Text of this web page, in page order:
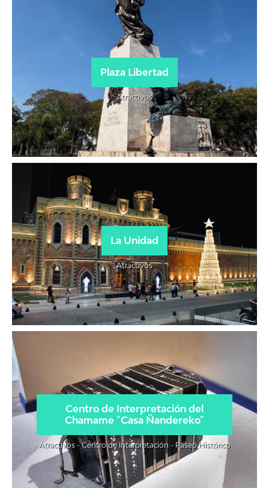
Plaza Libertad
Atractivos
La Unidad
Atractivos
Centro de Interpretación del
Chamame "Casa Ñandereko"
Atractivos - Centro de Interpretación - Paseo Histórico